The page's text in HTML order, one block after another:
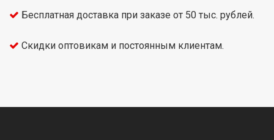
Бесплатная доставка при заказе от 50 тыс. рублей.
Скидки оптовикам и постоянным клиентам.